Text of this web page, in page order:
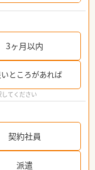
3ヶ月以内
いところがあれば
てください
契約社員
派遣